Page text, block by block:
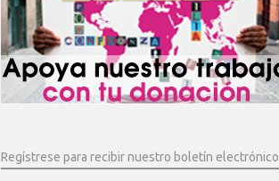
Regístrese para recibir nuestro boletín electrónico